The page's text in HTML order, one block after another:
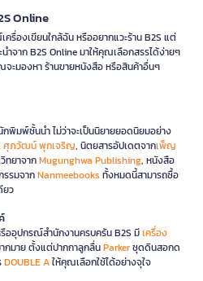
Online
รื่องเขียนใกล้ฉัน หรืออยากแวะร้าน B2S แต่
นำจาก B2S Online มาให้คุณเลือกสรรได้ง่ายๆ
ะมองหา ร้านขายหนังสือ หรือสินค้าอื่นๆ
พิมพ์ชั้นนำ ไม่ว่าจะเป็นนิยายยอดนิยมอย่าง
ศุภวัฒน์ พุกเจริญ, นิตยสารอัปเดตจากเพ็ญ
ทยาจากMugunghwa Publishing, หนังสือ
รมจากNanmeebooks ทั้งหมดนี้สามารถซื้อ
ยว
ออุปกรณ์สำนักงานครบครัน B2S มีเครื่อง
กมาย ตั้งแต่ปากกาลูกลื่นParkerชุดดินสอกด
DOUBLE Aให้คุณเลือกใช้ได้อย่างจุใจ